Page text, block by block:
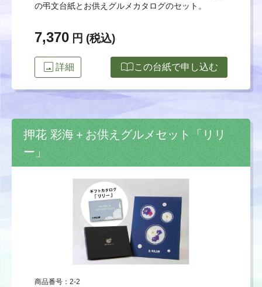
の弔文台紙とお供えグルメカタログのセット。
7,370 円 (税込)
image 詳細 import_contactsこの台紙で申し込む
押花 彩海＋お供えグルメセット「リリ
ー」
商品番号：2-2